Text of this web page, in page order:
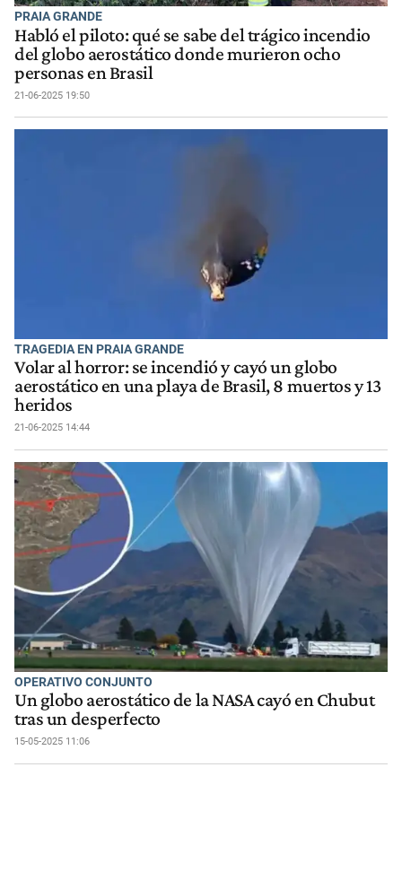
PRAIA GRANDE
Habló el piloto: qué se sabe del trágico incendio
del globo aerostático donde murieron ocho
personas en Brasil
21-06-2025 19:50
TRAGEDIA EN PRAIA GRANDE
Volar al horror: se incendió y cayó un globo
aerostático en una playa de Brasil, 8 muertos y 13
heridos
21-06-2025 14:44
OPERATIVO CONJUNTO
Un globo aerostático de la NASA cayó en Chubut
tras un desperfecto
15-05-2025 11:06